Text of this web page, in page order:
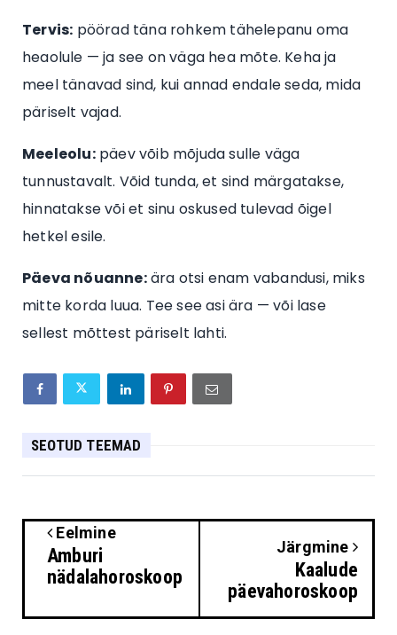
Tervis: pöörad täna rohkem tähelepanu oma
heaolule — ja see on väga hea mõte. Keha ja
meel tänavad sind, kui annad endale seda, mida
päriselt vajad.
Meeleolu:päev võib mõjuda sulle väga
tunnustavalt. Võid tunda, et sind märgatakse,
hinnatakse või et sinu oskused tulevad õigel
hetkel esile.
Päeva nõuanne:ära otsi enam vabandusi, miks
mitte korda luua. Tee see asi ära — või lase
sellest mõttest päriselt lahti.
SEOTUD TEEMAD
Eelmine
Amburi
nädalahoroskoop
Järgmine
Kaalude
päevahoroskoop